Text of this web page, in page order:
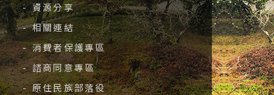
- 資源分享
- 相關連結
- 消費者保護專區
- 諮商同意專區
- 原住民族部落役